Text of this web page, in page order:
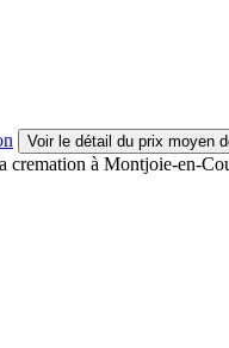
Voir le détail du prix moyen
cremation à Montjoie-en-